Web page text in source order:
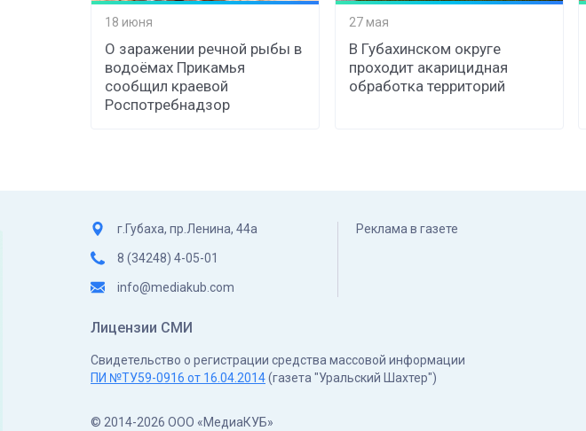
18 июня
О заражении речной рыбы в
водоёмах Прикамья
сообщил краевой
Роспотребнадзор
27 мая
В Губахинском округе
проходит акарицидная
обработка территорий
г.Губаха, пр.Ленина, 44а
8 (34248) 4-05-01
info@mediakub.com
Реклама в газете
Лицензии СМИ
Свидетельство о регистрации средства массовой информации
ПИ №ТУ59-0916 от 16.04.2014(газета "Уральский Шахтер")
© 2014-2026 ООО «МедиаКУБ»